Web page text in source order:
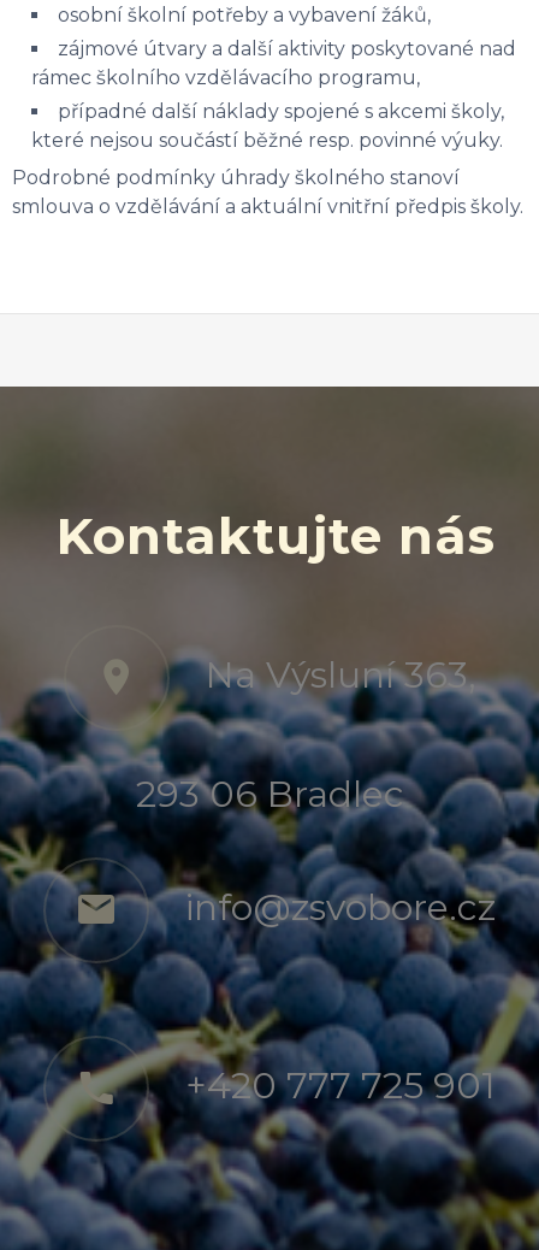
osobní školní potřeby a vybavení žáků,
zájmové útvary a další aktivity poskytované nad
rámec školního vzdělávacího programu,
případné další náklady spojené s akcemi školy,
které nejsou součástí běžné resp. povinné výuky.
Podrobné podmínky úhrady školného stanoví
smlouva o vzdělávání a aktuální vnitřní předpis školy.
Kontaktujte nás
Na Výsluní 363,
293 06 Bradlec
info@zsvobore.cz
+420 777 725 901